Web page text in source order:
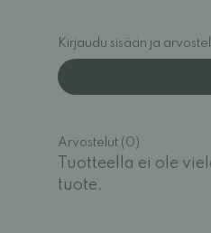
Kirjaudu sisään ja
Arvostelut (0)
Tuotteella ei ole
tuote.